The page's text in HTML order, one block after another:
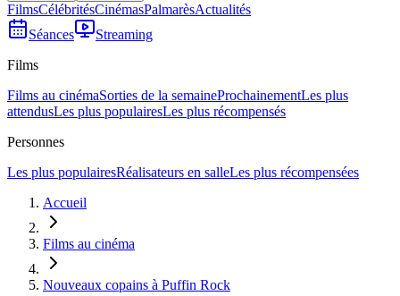
FilmsCélébritésCinémasPalmarèsActualités
Séances
Streaming
Films
Films au cinémaSorties de la semaineProchainementLes plus
attendusLes plus populairesLes plus récompensés
Personnes
Les plus populairesRéalisateurs en salleLes plus récompensées
Accueil
Films au cinéma
Nouveaux copains à Puffin Rock